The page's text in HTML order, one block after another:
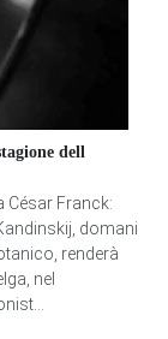
dell
César Franck:
domani
renderà
nel